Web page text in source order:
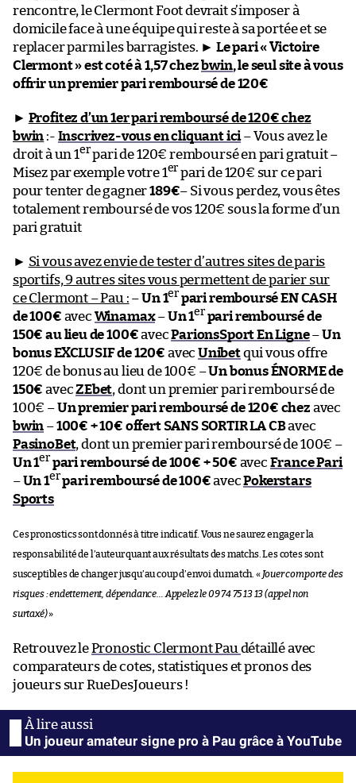
rencontre, le Clermont Foot devrait s’imposer à
domicile face à une équipe qui reste à sa portée et se
replacer parmi les barragistes. ► Le pari « Victoire
Clermont » est coté à 1,57 chezbwin, le seul site à vous
offrir un premier pari remboursé de 120€
► Profitez d’un 1er pari remboursé de 120€ chez
bwin :- Inscrivez-vous en cliquant ici– Vous avez le
droit à un 1erpari de 120€ remboursé en pari gratuit –
Misez par exemple votre 1er pari de 120€ sur ce pari
pour tenter de gagner189€– Si vous perdez, vous êtes
totalement remboursé de vos 120€ sous la forme d’un
pari gratuit
► Si vous avez envie de tester d’autres sites de paris
sportifs, 9 autres sites vous permettent de parier sur
ce Clermont – Pau : –Un 1er pari remboursé EN CASH
de 100€ avec Winamax–Un 1er pari remboursé de
150€ au lieu de 100€avecParionsSport En Ligne–Un
bonus EXCLUSIF de 120€ avec Unibetqui vous offre
120€ de bonus au lieu de 100€ –Un bonus ÉNORME de
150€ avecZEbet, dont un premier pari remboursé de
100€ –Un premier pari remboursé de 120€ chez avec
bwin –100€ + 10€ offert SANS SORTIR LA CBavec
PasinoBet, dont un premier pari remboursé de 100€ –
Un 1er pari remboursé de 100€ + 50€ avec France Pari
–Un 1erpari remboursé de 100€avecPokerstars
Sports
Ces pronostics sont donnés à titre indicatif. Vous ne saurez engager la
responsabilité de l’auteur quant aux résultats des matchs. Les cotes sont
susceptibles de changer jusqu’au coup d’envoi du match. « Jouer comporte des
risques : endettement, dépendance… Appelez le 09 74 75 13 13 (appel non
surtaxé)»
Retrouvez lePronostic Clermont Pau détaillé avec
comparateurs de cotes, statistiques et pronos des
joueurs sur RueDesJoueurs !
Un joueur amateur signe pro à Pau grâce à YouTube